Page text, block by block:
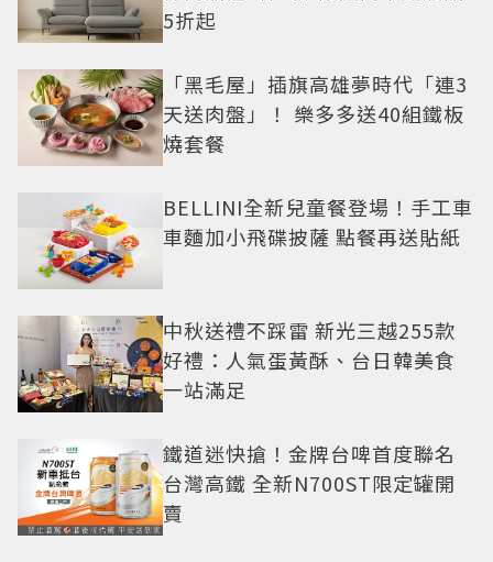
5折起
「黑毛屋」插旗高雄夢時代「連3
天送肉盤」！ 樂多多送40組鐵板
燒套餐
BELLINI全新兒童餐登場！手工車
車麵加小飛碟披薩 點餐再送貼紙
中秋送禮不踩雷 新光三越255款
好禮：人氣蛋黃酥、台日韓美食
一站滿足
鐵道迷快搶！金牌台啤首度聯名
台灣高鐵 全新N700ST限定罐開
賣